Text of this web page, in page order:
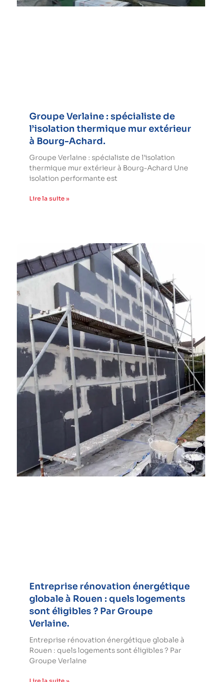
Groupe Verlaine : spécialiste de
l’isolation thermique mur extérieur
à Bourg-Achard.
Groupe Verlaine : spécialiste de l’isolation
thermique mur extérieur à Bourg-Achard Une
isolation performante est
Lire la suite »
Entreprise rénovation énergétique
globale à Rouen : quels logements
sont éligibles ? Par Groupe
Verlaine.
Entreprise rénovation énergétique globale à
Rouen : quels logements sont éligibles ? Par
Groupe Verlaine